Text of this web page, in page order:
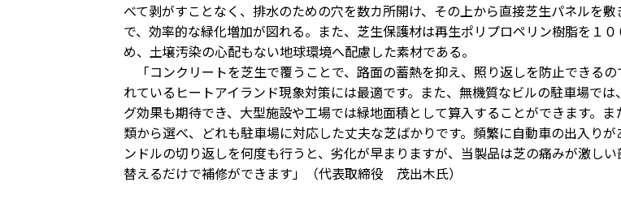
べて剥がすことなく、排水のための穴を数カ所開け、その上から直接芝生パネルを
で、効率的な緑化増加が図れる。また、芝生保護材は再生ポリプロペリン樹脂を１
め、土壌汚染の心配もない地球環境へ配慮した素材である。
「コンクリートを芝生で覆うことで、路面の蓄熱を抑え、照り返しを防止できるの
れているヒートアイランド現象対策には最適です。また、無機質なビルの駐車場で
グ効果も期待でき、大型施設や工場では緑地面積として算入することができます。
類から選べ、どれも駐車場に対応した丈夫な芝ばかりです。頻繁に自動車の出入り
ンドルの切り返しを何度も行うと、劣化が早まりますが、当製品は芝の痛みが激し
替えるだけで補修ができます」（代表取締役 茂出木氏）